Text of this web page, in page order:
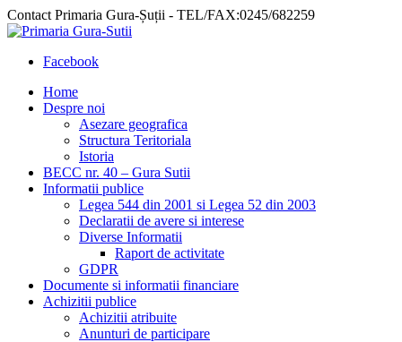
Contact Primaria Gura-Șuții - TEL/FAX:0245/682259
Facebook
Home
Despre noi
Asezare geografica
Structura Teritoriala
Istoria
BECC nr. 40 – Gura Sutii
Informatii publice
Legea 544 din 2001 si Legea 52 din 2003
Declaratii de avere si interese
Diverse Informatii
Raport de activitate
GDPR
Documente si informatii financiare
Achizitii publice
Achizitii atribuite
Anunturi de participare